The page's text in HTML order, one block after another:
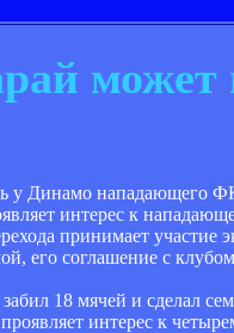
интерес к
принимает участие
его соглашение с
18 мячей и сделал
интерес к